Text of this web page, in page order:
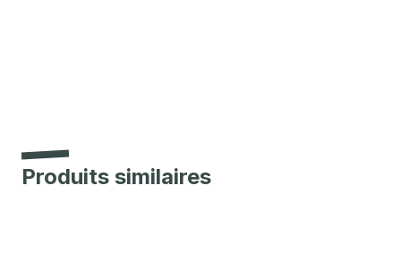
Produits similaires